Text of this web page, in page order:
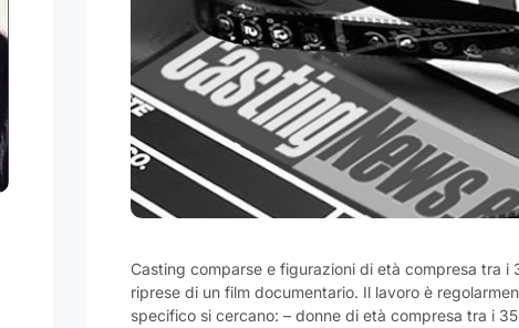
Casting comparse e figurazioni di età compresa tra i
riprese di un film documentario. Il lavoro è
specifico si cercano: – donne di età compresa tra i